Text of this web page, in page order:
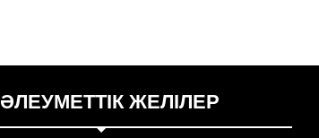
ӘЛЕУМЕТТІК ЖЕЛІЛЕР